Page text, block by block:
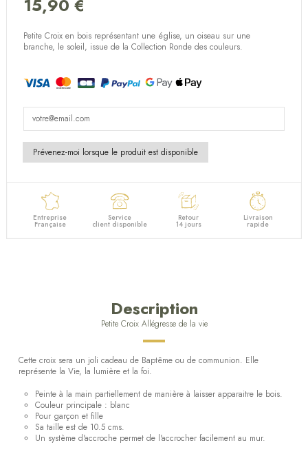
(6 avis)
15,90 €
Petite Croix en bois représentant une église, un oiseau sur une
branche, le soleil, issue de la Collection Ronde des couleurs.
Entreprise
Française
Service
client disponible
Retour
14 jours
Livraison
rapide
Description
Petite Croix Allégresse de la vie
Cette croix sera un joli cadeau de Baptême ou de communion. Elle
représente la Vie, la lumière et la foi.
Peinte à la main partiellement de manière à laisser apparaitre le bois.
Couleur principale : blanc
Pour garçon et fille
Sa taille est de 10.5 cms.
Un système d'accroche permet de l'accrocher facilement au mur.